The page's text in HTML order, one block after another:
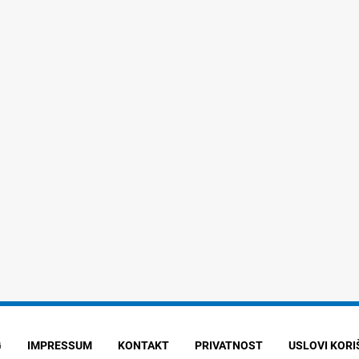
IMPRESSUM KONTAKT PRIVATNOST USLOVI